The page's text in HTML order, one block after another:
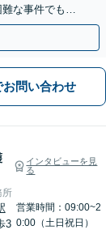
な事件でも粘
お問い合わせ
インタビューを見
る
所
3
営業時間：09:00~2
0:00（土日祝日）